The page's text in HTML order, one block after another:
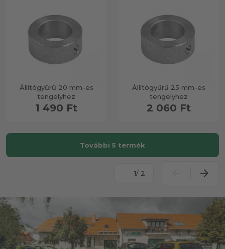
Állítógyűrű 20 mm-es
tengelyhez
1 490 Ft
Állítógyűrű 25 mm-es
tengelyhez
2 060 Ft
További 5 termék
/ 2